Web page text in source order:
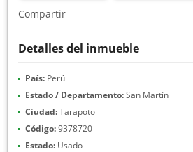
Compartir
Detalles del inmueble
País: Perú
Estado / Departamento:San Martín
Ciudad:Tarapoto
Código:9378720
Estado: Usado